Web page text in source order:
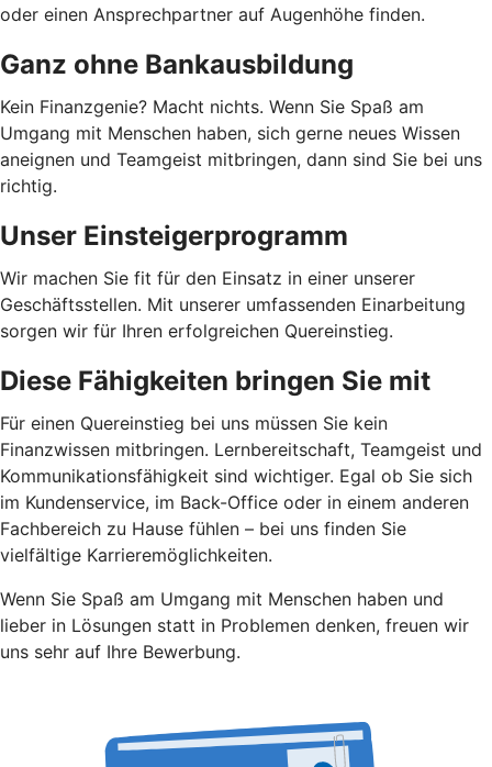
oder einen Ansprechpartner auf Augenhöhe finden.
Ganz ohne Bankausbildung
Kein Finanzgenie? Macht nichts. Wenn Sie Spaß am
Umgang mit Menschen haben, sich gerne neues Wissen
aneignen und Teamgeist mitbringen, dann sind Sie bei uns
richtig.
Unser Einsteigerprogramm
Wir machen Sie fit für den Einsatz in einer unserer
Geschäftsstellen. Mit unserer umfassenden Einarbeitung
sorgen wir für Ihren erfolgreichen Quereinstieg.
Diese Fähigkeiten bringen Sie mit
Für einen Quereinstieg bei uns müssen Sie kein
Finanzwissen mitbringen. Lernbereitschaft, Teamgeist und
Kommunikationsfähigkeit sind wichtiger. Egal ob Sie sich
im Kundenservice, im Back-Office oder in einem anderen
Fachbereich zu Hause fühlen – bei uns finden Sie
vielfältige Karrieremöglichkeiten.
Wenn Sie Spaß am Umgang mit Menschen haben und
lieber in Lösungen statt in Problemen denken, freuen wir
uns sehr auf Ihre Bewerbung.